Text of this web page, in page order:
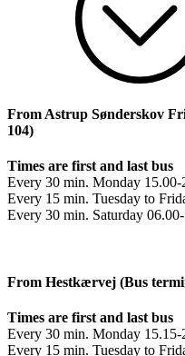
From Astrup Sønderskov
104)
Times are first and last bus
Every 30 min. Monday 15.00-
Every 15 min. Tuesday to
Every 30 min. Saturday
From Hestkærvej (Bus
Times are first and last bus
Every 30 min. Monday 15.15-
Every 15 min. Tuesday to